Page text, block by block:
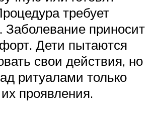
требует
Заболевание приносит
Дети пытаются
свои действия, но
ритуалами только
проявления.